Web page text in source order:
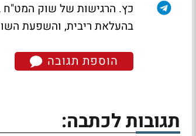
כץ. הרגישות של שוק המט"ח
בהעלאת ריבית, והשפעת
הוספת תגובה
תגובות לכתבה: